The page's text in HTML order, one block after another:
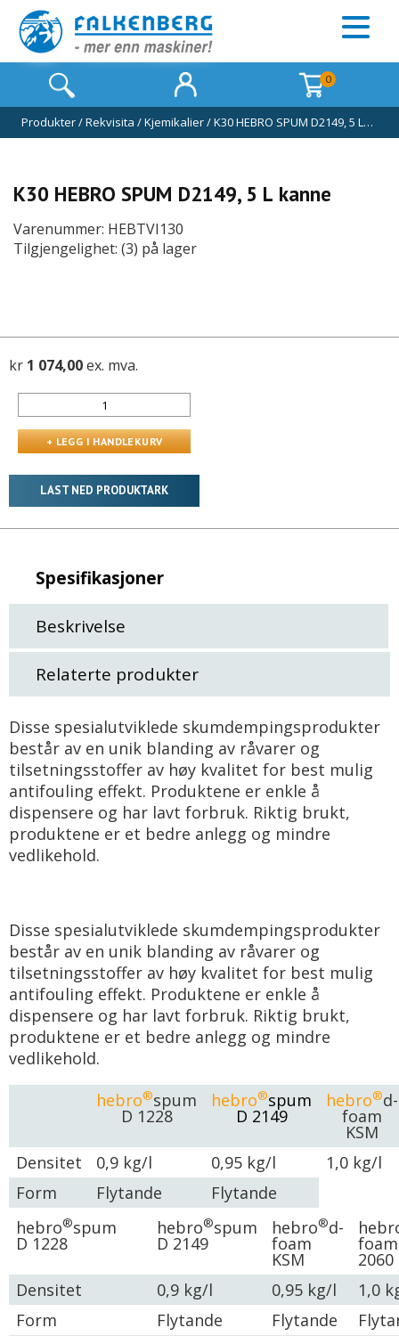
0
Produkter/Rekvisita /Kjemikalier/K30 HEBRO SPUM D2149, 5 L…
K30 HEBRO SPUM D2149, 5 L kanne
Varenummer: HEBTVI130
Tilgjengelighet: (3) på lager
kr 1 074,00ex. mva.
LAST NED PRODUKTARK
Spesifikasjoner
Beskrivelse
Relaterte produkter
Disse spesialutviklede skumdempingsprodukter
består av en unik blanding av råvarer og
tilsetningsstoffer av høy kvalitet for best mulig
antifouling effekt. Produktene er enkle å
dispensere og har lavt forbruk. Riktig brukt,
produktene er et bedre anlegg og mindre
vedlikehold.
Disse spesialutviklede skumdempingsprodukter
består av en unik blanding av råvarer og
tilsetningsstoffer av høy kvalitet for best mulig
antifouling effekt. Produktene er enkle å
dispensere og har lavt forbruk. Riktig brukt,
produktene er et bedre anlegg og mindre
vedlikehold.
hebro®spum
D 1228
hebro®spum
D 2149
hebro®d-
foam
KSM
Densitet
0,9 kg/l 0,95 kg/l
1,0 kg/l
Form
Flytande
Flytande
hebro®spum
D 1228
hebro®spum
D 2149
hebro®d-
foam
KSM
foam
2060
Densitet
0,9 kg/l 0,95 kg/l
1,0
Form
Flytande Flytande